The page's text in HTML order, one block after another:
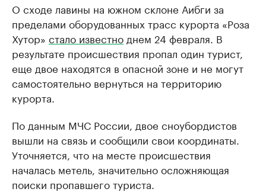
О сходе лавины на южном склоне Аибги за
пределами оборудованных трасс курорта «Роза
Хутор» стало известно днем 24 февраля. В
результате происшествия пропал один турист,
еще двое находятся в опасной зоне и не могут
самостоятельно вернуться на территорию
курорта.
По данным МЧС России, двое сноубордистов
вышли на связь и сообщили свои координаты.
Уточняется, что на месте происшествия
началась метель, значительно осложняющая
поиски пропавшего туриста.